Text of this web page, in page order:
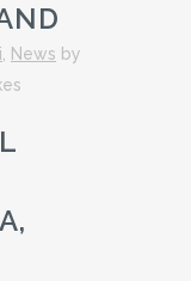
, News by